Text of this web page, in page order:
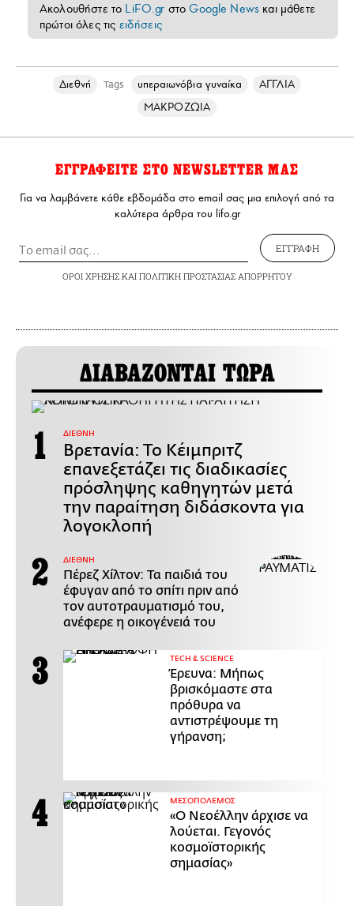
Ακολουθήστε το LiFO.gr στοGoogle News και μάθετε
πρώτοι όλες τις ειδήσεις
Διεθνή Tags υπεραιωνόβια γυναίκα
ΑΓΓΛΙΑ
ΜΑΚΡΟΖΩΙΑ
ΕΓΓΡΑΦΕΙΤΕ ΣΤΟ NEWSLETTER ΜΑΣ
Για να λαμβάνετε κάθε εβδομάδα στο email σας μια επιλογή από τα
καλύτερα άρθρα του lifo.gr
ΕΓΓΡΑΦΗ
ΟΡΟΙ ΧΡΗΣΗΣΚΑΙ ΠΟΛΙΤΙΚΗ ΠΡΟΣΤΑΣΙΑΣ ΑΠΟΡΡΗΤΟΥ
ΔΙΑΒΑΖΟΝΤΑΙ ΤΩΡΑ
ΔΙΕΘΝΗ
Βρετανία: Το Κέιμπριτζ
επανεξετάζει τις διαδικασίες
πρόσληψης καθηγητών μετά
την παραίτηση διδάσκοντα για
λογοκλοπή
ΔΙΕΘΝΗ
Πέρεζ Χίλτον: Τα παιδιά του
έφυγαν από το σπίτι πριν από
τον αυτοτραυματισμό του,
ανέφερε η οικογένειά του
ΤECH & SCIENCE
Έρευνα: Μήπως
βρισκόμαστε στα
πρόθυρα να
αντιστρέψουμε τη
γήρανση;
ΜΕΣΟΠΟΛΕΜΟΣ
«Ο Νεοέλλην άρχισε να
λούεται. Γεγονός
κοσμοϊστορικής
σημασίας»